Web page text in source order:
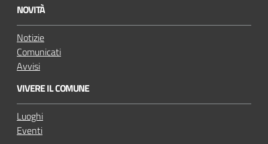
NOVITÀ
Notizie
Comunicati
Avvisi
VIVERE IL COMUNE
Luoghi
Eventi